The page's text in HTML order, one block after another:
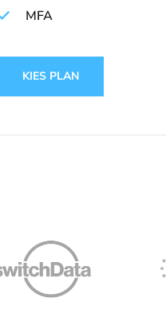
MFA
KIES PLAN